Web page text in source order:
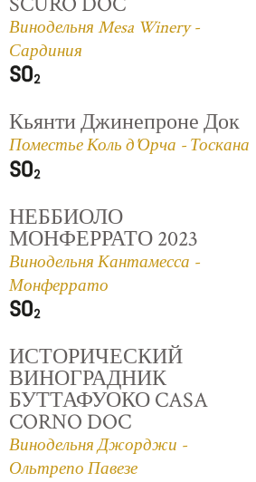
Винодельня Mesa Winery -
Сардиния
Кьянти Джинепроне Док
Поместье Коль д'Орча - Тоскана
НЕББИОЛО
МОНФЕРРАТО 2023
Винодельня Кантамесса -
Монферрато
ИСТОРИЧЕСКИЙ
ВИНОГРАДНИК
БУТТАФУОКО CASA
CORNO DOC
Винодельня Джорджи -
Ольтрепо Павезе